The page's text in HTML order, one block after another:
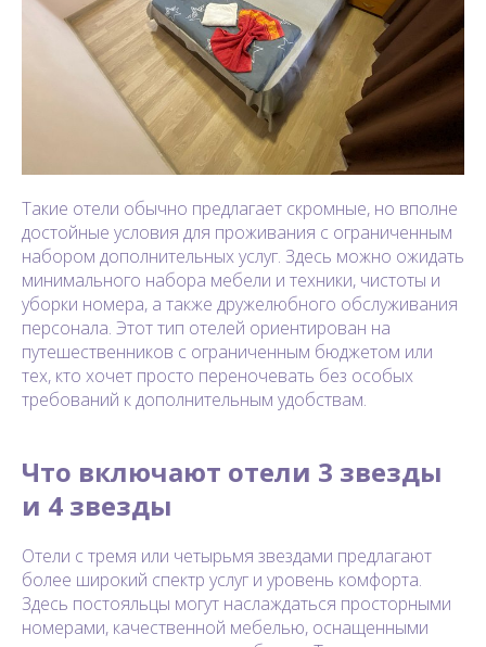
Такие отели обычно предлагает скромные, но вполне
достойные условия для проживания с ограниченным
набором дополнительных услуг. Здесь можно ожидать
минимального набора мебели и техники, чистоты и
уборки номера, а также дружелюбного обслуживания
персонала. Этот тип отелей ориентирован на
путешественников с ограниченным бюджетом или
тех, кто хочет просто переночевать без особых
требований к дополнительным удобствам.
Что включают отели 3 звезды
и 4 звезды
Отели с тремя или четырьмя звездами предлагают
более широкий спектр услуг и уровень комфорта.
Здесь постояльцы могут наслаждаться просторными
номерами, качественной мебелью, оснащенными